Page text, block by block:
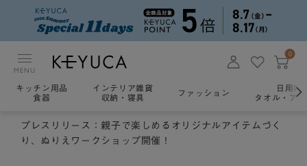
MENU
0
キッチン用品
食器
インテリア雑貨
収納・寝具
ファッション
日用雑
タオル・ア
プレスリリース：親子で楽しめるオリジナルアイテムづく
り、ぬりえワークショップ開催！